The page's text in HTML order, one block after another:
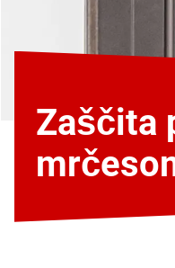
Zaščita